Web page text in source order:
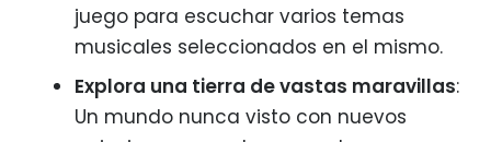
juego para escuchar varios temas
musicales seleccionados en el mismo.
Explora una tierra de vastas maravillas:
Un mundo nunca visto con nuevos